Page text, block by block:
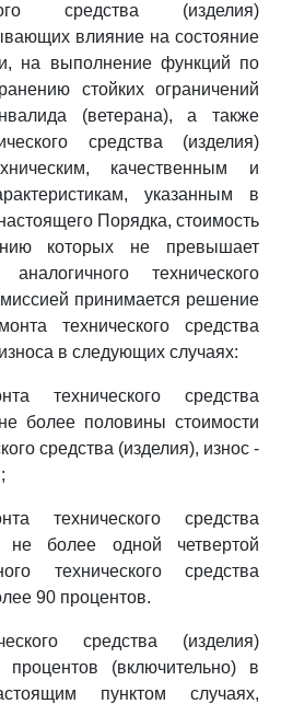
средства (изделия)
влияние на состояние
на выполнение функций по
стойких ограничений
(ветерана), а также
средства (изделия)
качественным и
указанным в
Порядка, стоимость
которых не превышает
технического
принимается решение
технического средства
в следующих случаях:
технического средства
более половины стоимости
средства (изделия), износ -
технического средства
не более одной четвертой
технического средства
90 процентов.
средства (изделия)
(включительно) в
пунктом случаях,